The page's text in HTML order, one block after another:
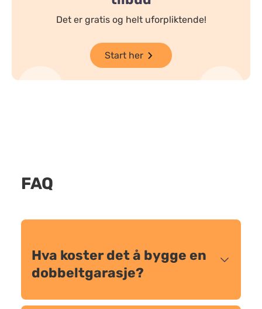
Det er gratis og helt uforpliktende!
Start her
FAQ
Hva koster det å bygge en
dobbeltgarasje?